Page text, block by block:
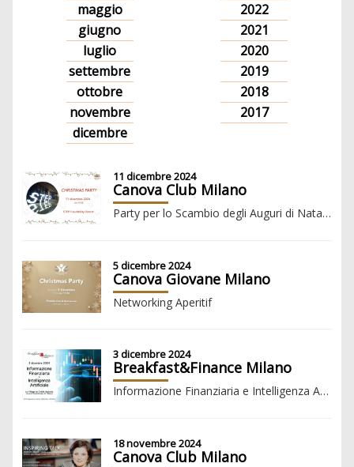
maggio
giugno
luglio
settembre
ottobre
novembre
dicembre
2022
2021
2020
2019
2018
2017
11 dicembre 2024
Canova Club Milano
Party per lo Scambio degli Auguri di Natale e di Buon Anno Nuovo - STEP FuturAbility
5 dicembre 2024
Canova Giovane Milano
Networking Aperitif
3 dicembre 2024
Breakfast&Finance Milano
Informazione Finanziaria e Intelligenza Artificiale
18 novembre 2024
Canova Club Milano